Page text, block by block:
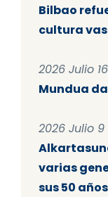
Bilbao
cultura
2026 Julio 16
Mundua
2026 Julio 9
varias
sus 50 años